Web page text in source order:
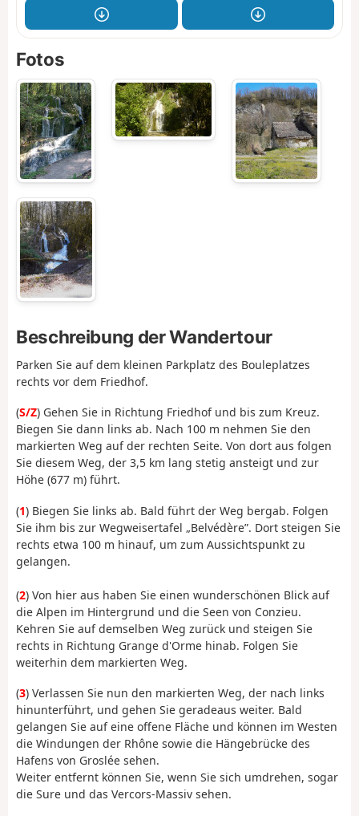
Fotos
Beschreibung der Wandertour
Parken Sie auf dem kleinen Parkplatz des Bouleplatzes
rechts vor dem Friedhof.
(S/Z) Gehen Sie in Richtung Friedhof und bis zum Kreuz.
Biegen Sie dann links ab. Nach 100 m nehmen Sie den
markierten Weg auf der rechten Seite. Von dort aus folgen
Sie diesem Weg, der 3,5 km lang stetig ansteigt und zur
Höhe (677 m) führt.
(1) Biegen Sie links ab. Bald führt der Weg bergab. Folgen
Sie ihm bis zur Wegweisertafel „Belvédère”. Dort steigen Sie
rechts etwa 100 m hinauf, um zum Aussichtspunkt zu
gelangen.
(2) Von hier aus haben Sie einen wunderschönen Blick auf
die Alpen im Hintergrund und die Seen von Conzieu.
Kehren Sie auf demselben Weg zurück und steigen Sie
rechts in Richtung Grange d'Orme hinab. Folgen Sie
weiterhin dem markierten Weg.
(3) Verlassen Sie nun den markierten Weg, der nach links
hinunterführt, und gehen Sie geradeaus weiter. Bald
gelangen Sie auf eine offene Fläche und können im Westen
die Windungen der Rhône sowie die Hängebrücke des
Hafens von Groslée sehen.
Weiter entfernt können Sie, wenn Sie sich umdrehen, sogar
die Sure und das Vercors-Massiv sehen.